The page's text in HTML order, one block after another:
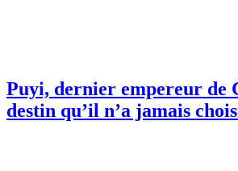
Puyi, dernier empereur de
destin qu’il n’a jamais